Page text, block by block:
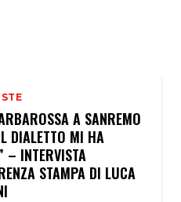
A SANREMO
DIALETTO MI HA
– INTERVISTA
STAMPA DI LUCA